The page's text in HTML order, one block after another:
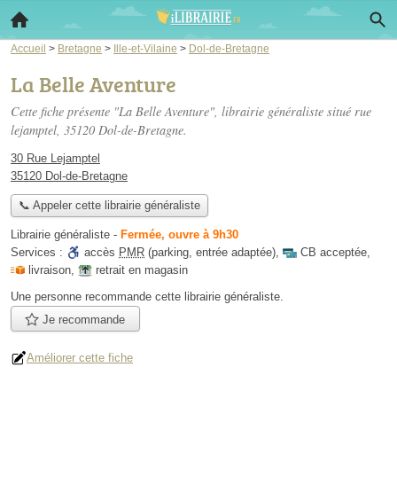
Accueil > Bretagne > Ille-et-Vilaine > Dol-de-Bretagne
La Belle Aventure
Cette fiche présente "La Belle Aventure", librairie généraliste situé rue
lejamptel, 35120 Dol-de-Bretagne.
30 Rue Lejamptel
35120 Dol-de-Bretagne
📞 Appeler cette librairie généraliste
Librairie généraliste - Fermée, ouvre à 9h30
Services :
accès PMR (parking, entrée adaptée), CB acceptée,
livraison,
retrait en magasin
Une personne recommande cette librairie généraliste.
Je recommande
Améliorer cette fiche